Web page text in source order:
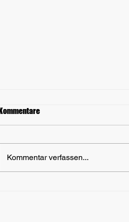
Kommentare
Kommentar verfassen...